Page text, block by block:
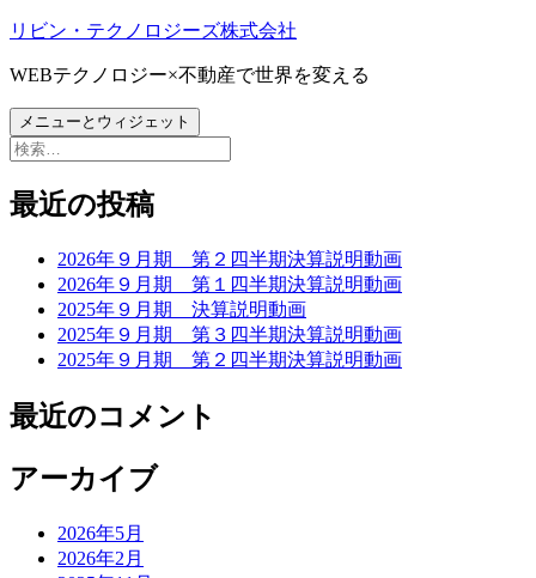
コ
テ
ン
ツ
へ
キ
リビン・テクノロジーズ株式会社
WEBテクノロジー×不動産で世界を変える
メニューとウィジェット
検
最近の投稿
2026年９月期 第２四半期決算説明動画
2026年９月期 第１四半期決算説明動画
2025年９月期 決算説明動画
2025年９月期 第３四半期決算説明動画
2025年９月期 第２四半期決算説明動画
最近のコメント
アーカイブ
2026年5月
2026年2月